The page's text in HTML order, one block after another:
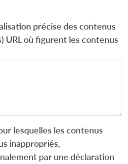
précise des contenus
URL où figurent les contenus
lesquelles les contenus
inappropriés,
par une déclaration